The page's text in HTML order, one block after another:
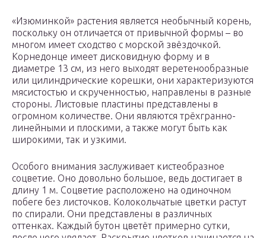
«Изюминкой» растения является необычный корень,
поскольку он отличается от привычной формы – во
многом имеет сходство с морской звёздочкой.
Корнедонце имеет дисковидную форму и в
диаметре 13 см, из него выходят веретенообразные
или цилиндрические корешки, они характеризуются
мясистостью и скрученностью, направлены в разные
стороны. Листовые пластины представлены в
огромном количестве. Они являются трёхгранно-
линейными и плоскими, а также могут быть как
широкими, так и узкими.
Особого внимания заслуживает кистеобразное
соцветие. Оно довольно большое, ведь достигает в
длину 1 м. Соцветие расположено на одиночном
побеге без листочков. Колокольчатые цветки растут
по спирали. Они представлены в различных
оттенках. Каждый бутон цветёт примерно сутки,